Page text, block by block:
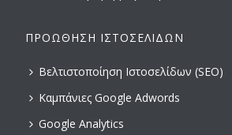
ΠΡΟΏΘΗΣΗ ΙΣΤΟΣΕΛΊΔΩΝ
Βελτιστοποίηση Ιστοσελίδων (SEO)
Καμπάνιες Google Adwords
Google Analytics